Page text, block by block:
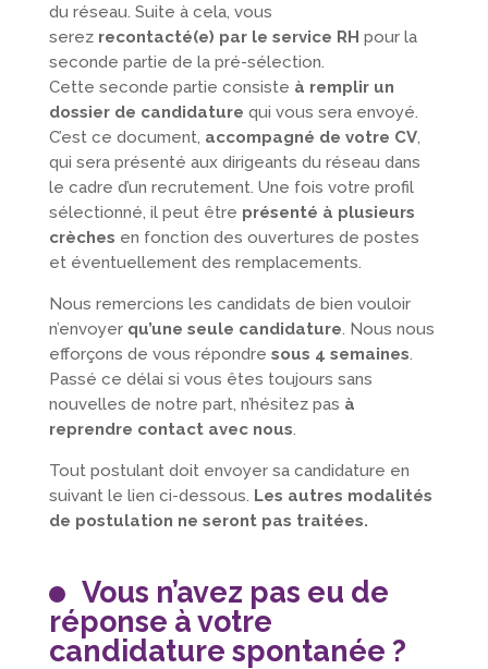
du réseau. Suite à cela, vous
serez recontacté(e) par le service RH pour la
seconde partie de la pré-sélection.
Cette seconde partie consiste à remplir un
dossier de candidature qui vous sera envoyé.
C’est ce document, accompagné de votre CV,
qui sera présenté aux dirigeants du réseau dans
le cadre d’un recrutement. Une fois votre profil
sélectionné, il peut être présenté à plusieurs
crèches en fonction des ouvertures de postes
et éventuellement des remplacements.
Nous remercions les candidats de bien vouloir
n’envoyer qu’une seule candidature. Nous nous
efforçons de vous répondre sous 4 semaines.
Passé ce délai si vous êtes toujours sans
nouvelles de notre part, n’hésitez pas à
reprendre contact avec nous.
Tout postulant doit envoyer sa candidature en
suivant le lien ci-dessous. Les autres modalités
de postulation ne seront pas traitées.
Vous n’avez pas eu de
réponse à votre
candidature spontanée ?